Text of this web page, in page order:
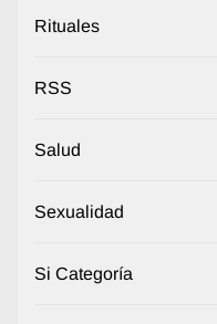
Rituales
RSS
Salud
Sexualidad
Si Categoría